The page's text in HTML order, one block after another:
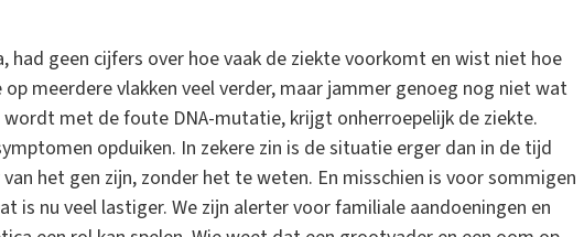
had geen cijfers over hoe vaak de ziekte voorkomt en wist niet hoe
meerdere vlakken veel verder, maar jammer genoeg nog niet wat
met de foute DNA-mutatie, krijgt onherroepelijk de ziekte.
opduiken. In zekere zin is de situatie erger dan in de tijd
het gen zijn, zonder het te weten. En misschien is voor sommigen
is nu veel lastiger. We zijn alerter voor familiale aandoeningen en